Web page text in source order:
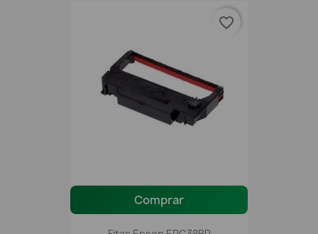
Comprar
favorite_border